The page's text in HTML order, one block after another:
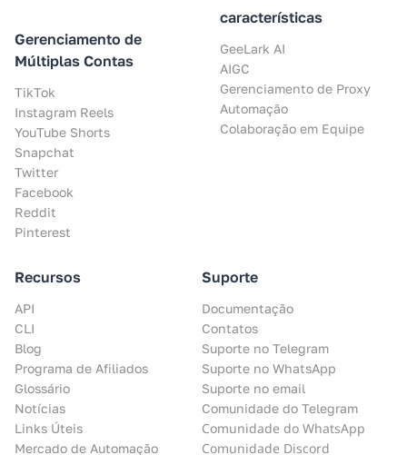
Gerenciamento de
Múltiplas Contas
TikTok
Instagram Reels
YouTube Shorts
Snapchat
Twitter
Facebook
Reddit
Pinterest
características
GeeLark AI
AIGC
Gerenciamento de Proxy
Automação
Colaboração em Equipe
Recursos
API
CLI
Blog
Programa de Afiliados
Glossário
Notícias
Links Úteis
Mercado de Automação
Suporte
Documentação
Contatos
Suporte no Telegram
Suporte no WhatsApp
Suporte no email
Comunidade do Telegram
Comunidade do WhatsApp
Comunidade Discord